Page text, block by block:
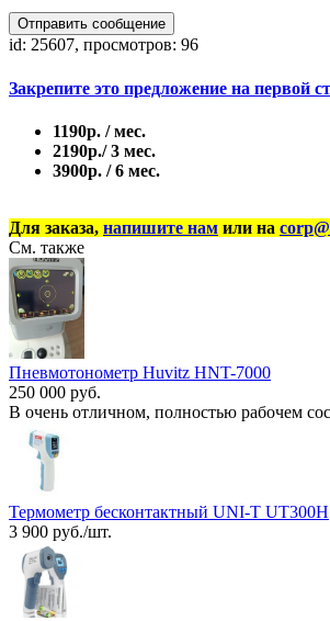
Отправить сообщение
id: 25607, просмотров: 96
Закрепите это предложение на первой
1190р. / мес.
2190р./ 3 мес.
3900р. / 6 мес.
Для заказа, напишите нам или на
См. также
Пневмотонометр Huvitz HNT-7000
250 000 руб.
В очень отличном, полностью рабочем
Термометр бесконтактный UNI-T UT300H
3 900 руб./шт.